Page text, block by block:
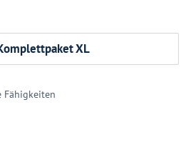
XL
Fähigkeiten